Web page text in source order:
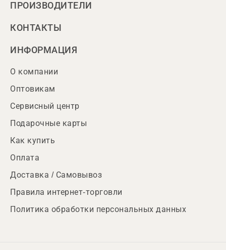
ПРОИЗВОДИТЕЛИ
КОНТАКТЫ
ИНФОРМАЦИЯ
О компании
Оптовикам
Сервисный центр
Подарочные карты
Как купить
Оплата
Доставка / Самовывоз
Правила интернет-торговли
Политика обработки персональных данных